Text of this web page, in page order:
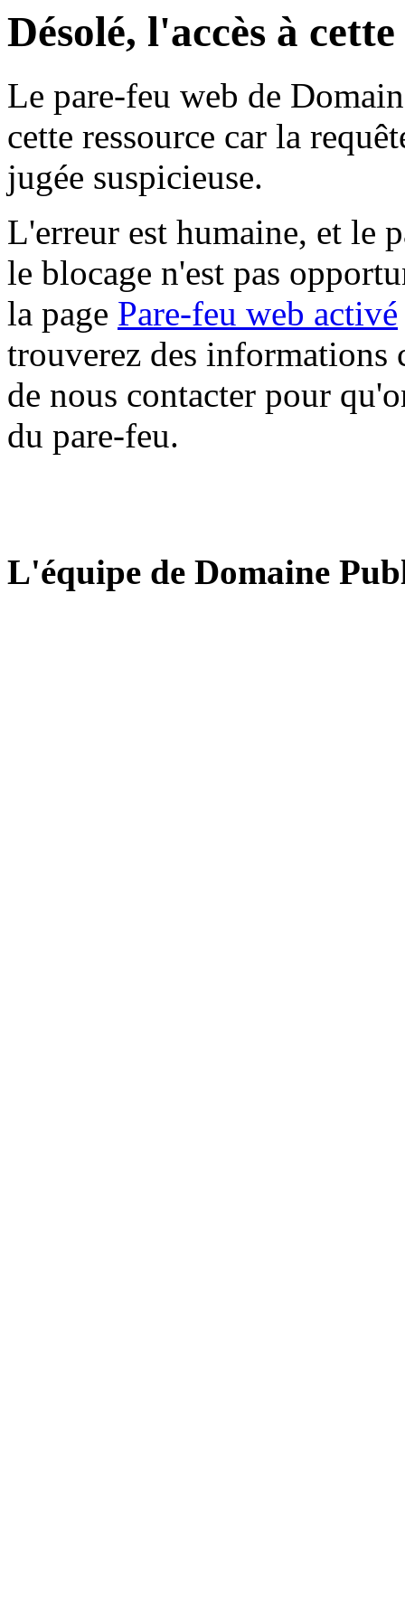
Désolé, l'accès à
Le pare-feu web de
cette ressource car la
jugée suspicieuse.
L'erreur est humaine, et le
le blocage n'est pas
la page Pare-feu web activé
trouverez des informations
de nous contacter pour
du pare-feu.
L'équipe de Domaine